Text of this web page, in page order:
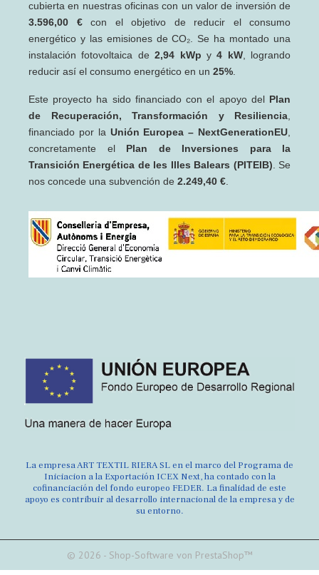
cubierta en nuestras oficinas con un valor de inversión de
3.596,00 €con el objetivo de reducir el consumo
energético y las emisiones de CO₂. Se ha montado una
instalación fotovoltaica de2,94 kWp y4 kW, logrando
reducir así el consumo energético en un 25%
Este proyecto ha sido financiado con el apoyo del Plan
de Recuperación, Transformación y Resiliencia
financiado por la Unión Europea – NextGenerationEU
concretamente el Plan de Inversiones para la
Transición Energética de les Illes Balears (PITEIB) . Se
nos concede una subvención de 2.249,40 €
La empresa ART TEXTIL RIERA SL en el marco del Programa de
Iniciacion a la Exportación ICEX Next, ha contado con la
cofinanciación del fondo europeo FEDER. La finalidad de este
apoyo es contribuir al desarrollo internacional de la empresa y de
su entorno.
© 2026 - Shop-Software von PrestaShop™